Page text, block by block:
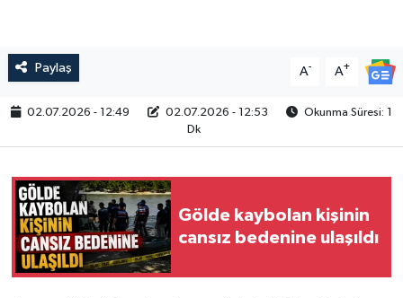
Paylaş A- A+
02.07.2026 - 12:49 02.07.2026 - 12:53
Okunma Süresi: 1
Dk
Gölde kaybolan kişinin
cansız bedenine ulaşıldı